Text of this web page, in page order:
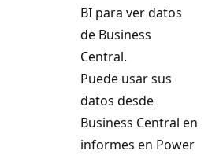
BI para ver datos
de Business
Central.
Puede usar sus
datos desde
Business Central en
informes en Power